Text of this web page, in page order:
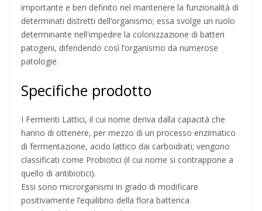
importante e ben definito nel mantenere la funzionalità di
determinati distretti dell’organismo; essa svolge un ruolo
determinante nell'impedire la colonizzazione di batteri
patogeni, difendendo così l’organismo da numerose
patologie.
Specifiche prodotto
I Fermenti Lattici, il cui nome deriva dalla capacità che
hanno di ottenere, per mezzo di un processo enzimatico
di fermentazione, acido lattico dai carboidrati; vengono
classificati come Probiotici (il cui nome si contrappone a
quello di antibiotici).
Essi sono microrganismi in grado di modificare
positivamente l’equilibrio della flora batterica